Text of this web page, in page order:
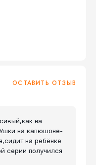
ОСТАВИТЬ ОТЗЫВ
на
на капюшоне-
на ребёнке
серии получился